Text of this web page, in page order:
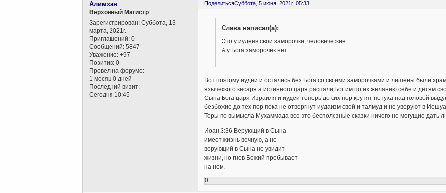
ПоделитьсяСуббота, 5 июня, 2021г. 05:33
Алимхан
Верховный Магистр
Зарегистрирован: Суббота, 13
марта, 2021г.
Приглашений: 0
Сообщений: 5847
Уважение: +97
Позитив: 0
Провел на форуме:
1 месяц 0 дней
Последний визит:
Сегодня 10:45
Слава написал(а):
Это у иудеев свои заморочки, человеческие.
А у Бога заморочек нет.
Вот поэтому иудеи и остались без Бога со своими заморочками и лишены были
языческого кесаря а истинного царя распяли Бог им по их желанию себе и детям
Сына Бога царя Израиля и иудеи теперь до сих пор крутят петуха над головой
безбожие до тех пор пока не отвергнут иудаизм свой и талмуд и не уверуют в
Торы по вымысла Мухаммада все это бесполезные сказки ничего не могущие дать
Иоан.3:36 Верующий в Сына
имеет жизнь вечную, а не
верующий в Сына не увидит
жизни, но гнев Божий пребывает
на нем.
0